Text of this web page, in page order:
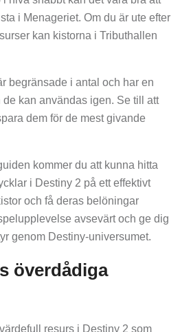
i Menageriet. Om du är ute efter
kan kistorna i Tributhallen
begränsade i antal och har en
kan användas igen. Se till att
dem för de mest givande
kommer du att kunna hitta
i Destiny 2 på ett effektivt
och få deras belöningar
avsevärt och ge dig
genom Destiny-universumet.
överdådiga
resurs i Destiny 2 som